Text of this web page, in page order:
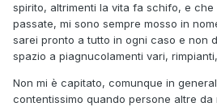
spirito, altrimenti la vita fa schifo, e
passate, mi sono sempre mosso in
sarei pronto a tutto in ogni caso e non
spazio a piagnucolamenti vari,
Non mi è capitato, comunque in
contentissimo quando persone altre da